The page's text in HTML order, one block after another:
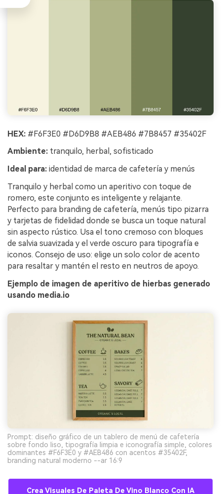
HEX: #F6F3E0 #D6D9B8 #AEB486 #7B8457 #35402F
Ambiente: tranquilo, herbal, sofisticado
Ideal para: identidad de marca de cafetería y menús
Tranquilo y herbal como un aperitivo con toque de
romero, este conjunto es inteligente y relajante.
Perfecto para branding de cafetería, menús tipo pizarra
y tarjetas de fidelidad donde se busca un toque natural
sin aspecto rústico. Usa el tono cremoso con bloques
de salvia suavizada y el verde oscuro para tipografía e
iconos. Consejo de uso: elige un solo color de acento
para resaltar y mantén el resto en neutros de apoyo.
Ejemplo de imagen de aperitivo de hierbas generado
usando media.io
Prompt: diseño gráfico de un tablero de menú de cafetería
sobre fondo liso, tipografía limpia e iconografía simple, colores
dominantes #F6F3E0 y #AEB486 con acentos #35402F,
branding natural moderno --ar 16:9
Crea Visuales De Paleta De Vino Blanco Con IA